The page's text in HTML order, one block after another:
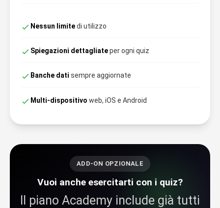
Nessun limitedi utilizzo
Spiegazioni dettagliateper ogni quiz
Banche dati sempre aggiornate
Multi-dispositivo web, iOS e Android
ADD-ON OPZIONALE
Vuoi anche esercitarti con i quiz?
Il piano Academy include già tutti